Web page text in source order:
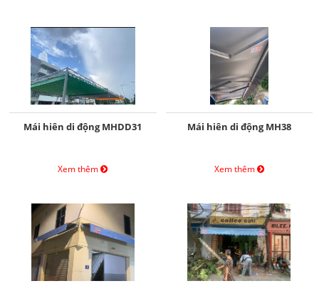
Mái hiên di động MHDD31
Xem thêm
Mái hiên di động MH38
Xem thêm